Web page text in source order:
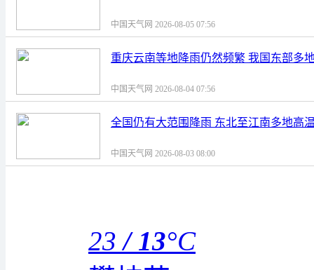
中国天气网 2026-08-05 07:56
重庆云南等地降雨仍然频繁 我国东部多
中国天气网 2026-08-04 07:56
全国仍有大范围降雨 东北至江南多地高
中国天气网 2026-08-03 08:00
23 /13°C